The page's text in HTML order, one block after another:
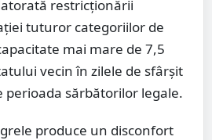
restricţionării
tuturor categoriilor de
mai mare de 7,5
vecin în zilele de sfârșit
perioada sărbătorilor legale.
produce un disconfort